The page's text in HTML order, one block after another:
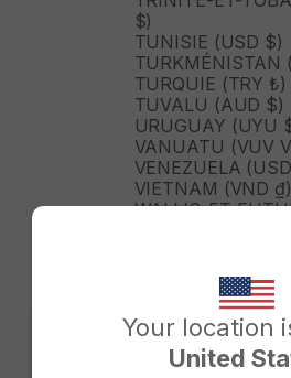
Your location
United
$)
TUNISIE (USD $)
TURKMÉNISTAN
TURQUIE (TRY ₺)
TUVALU (AUD $)
URUGUAY (UYU
VANUATU (VUV
VENEZUELA
VIETNAM (VND ₫)
WALLIS-ET-
ZIMBABWE (USD
ÉMIRATS
(AED د.إ)
ÉQUATEUR